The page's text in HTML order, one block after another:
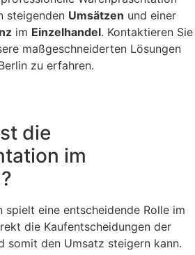
steigenden Umsätzen und einer
im Einzelhandel. Kontaktieren Sie
maßgeschneiderten Lösungen
zu erfahren.
die
im
spielt eine entscheidende Rolle im
die Kaufentscheidungen der
somit den Umsatz steigern kann.